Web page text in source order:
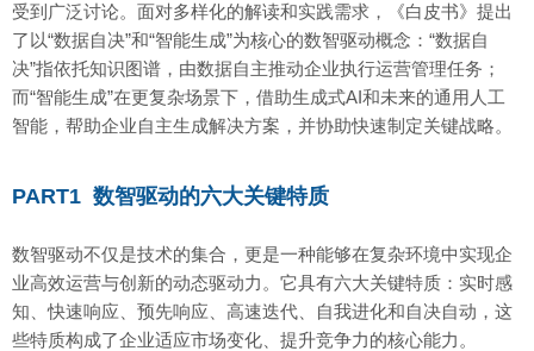
受到广泛讨论。面对多样化的解读和实践需求，《白皮书》提出
了以“数据自决”和“智能生成”为核心的数智驱动概念：“数据自
决”指依托知识图谱，由数据自主推动企业执行运营管理任务；
而“智能生成”在更复杂场景下，借助生成式AI和未来的通用人工
智能，帮助企业自主生成解决方案，并协助快速制定关键战略。
PART1 数智驱动的六大关键特质
数智驱动不仅是技术的集合，更是一种能够在复杂环境中实现企
业高效运营与创新的动态驱动力。它具有六大关键特质：实时感
知、快速响应、预先响应、高速迭代、自我进化和自决自动，这
些特质构成了企业适应市场变化、提升竞争力的核心能力。